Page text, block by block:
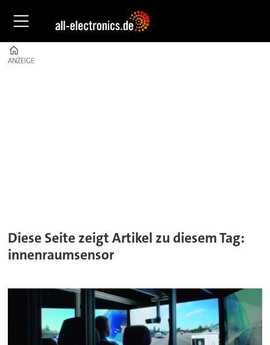
ANZEIGE
ANZEIGE
Diese Seite zeigt Artikel zu diesem Tag:
innenraumsensor